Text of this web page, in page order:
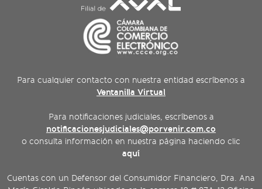
Para cualquier contacto con nuestra entidad escríbenos a
Ventanilla Virtual
Para notificaciones judiciales, escríbenos a
notificacionesjudiciales@porvenir.com.co
o consulta información en nuestra página haciendo clic
aquí
Cuentas con un Defensor del Consumidor Financiero, Dra. Ana